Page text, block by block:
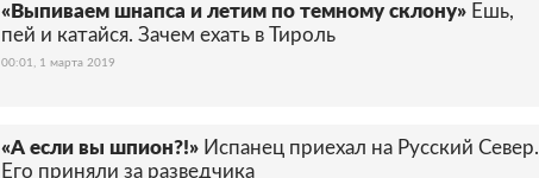
«Выпиваем шнапса и летим по темному склону» Ешь,
пей и катайся. Зачем ехать в Тироль
00:01, 1 марта 2019
«А если вы шпион?!» Испанец приехал на Русский Север.
Его приняли за разведчика